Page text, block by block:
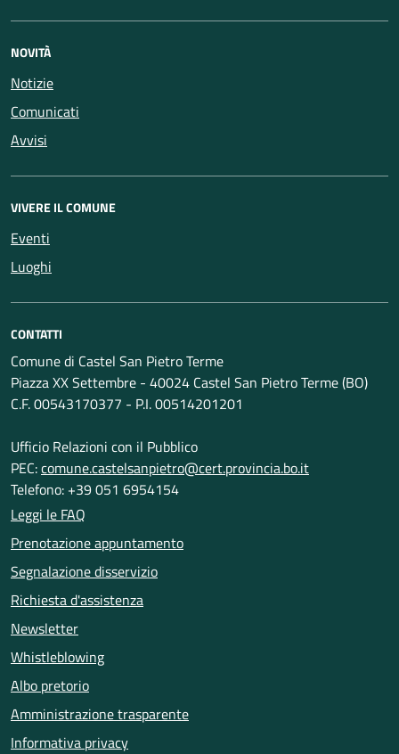
NOVITÀ
Notizie
Comunicati
Avvisi
VIVERE IL COMUNE
Eventi
Luoghi
CONTATTI
Comune di Castel San Pietro Terme
Piazza XX Settembre - 40024 Castel San Pietro Terme (BO)
C.F. 00543170377 - P.I. 00514201201
Ufficio Relazioni con il Pubblico
PEC:comune.castelsanpietro@cert.provincia.bo.it
Telefono: +39 051 6954154
Leggi le FAQ
Prenotazione appuntamento
Segnalazione disservizio
Richiesta d'assistenza
Newsletter
Whistleblowing
Albo pretorio
Amministrazione trasparente
Informativa privacy